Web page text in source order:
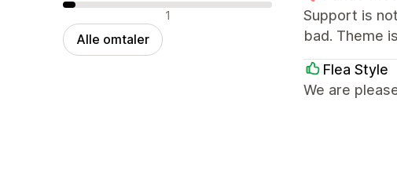
Negative omtaler 1
Alle omtaler
Support is
bad. Theme
Flea Style
We are